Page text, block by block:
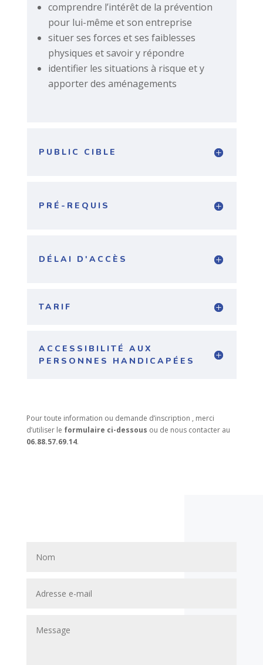
comprendre l’intérêt de la prévention
pour lui-même et son entreprise
situer ses forces et ses faiblesses
physiques et savoir y répondre
identifier les situations à risque et y
apporter des aménagements
PUBLIC CIBLE
PRÉ-REQUIS
DÉLAI D'ACCÈS
TARIF
ACCESSIBILITÉ AUX
PERSONNES HANDICAPÉES
Pour toute information ou demande d’inscription , merci
d’utiliser le formulaire ci-dessous ou de nous contacter au
06.88.57.69.14.